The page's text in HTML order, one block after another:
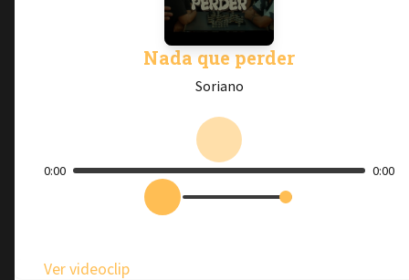
Nada que perder
Soriano
0:00 0:00
Ver videoclip